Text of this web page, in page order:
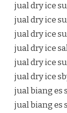
jual dry ice
jual dry ice
jual dry ice
jual dry ice
jual dry ice
jual dry ice
jual biang es
jual biang es